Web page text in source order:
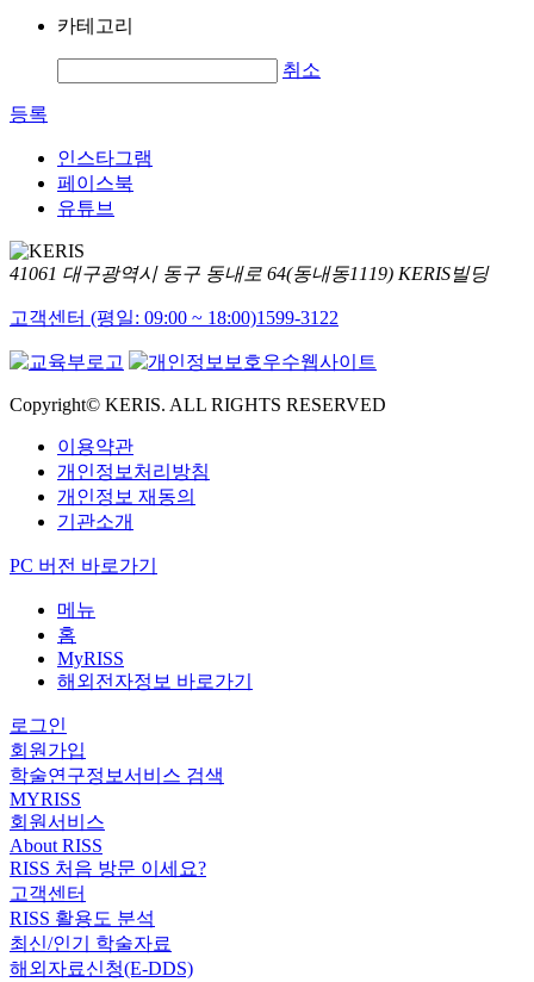
카테고리
취소
등록
인스타그램
페이스북
유튜브
41061 대구광역시 동구 동내로 64(동내동1119) KERIS빌딩
고객센터 (평일: 09:00 ~ 18:00)1599-3122
Copyright© KERIS. ALL RIGHTS RESERVED
이용약관
개인정보처리방침
개인정보 재동의
기관소개
PC 버전 바로가기
메뉴
홈
MyRISS
해외전자정보 바로가기
로그인
회원가입
학술연구정보서비스 검색
MYRISS
회원서비스
About RISS
RISS 처음 방문 이세요?
고객센터
RISS 활용도 분석
최신/인기 학술자료
해외자료신청(E-DDS)